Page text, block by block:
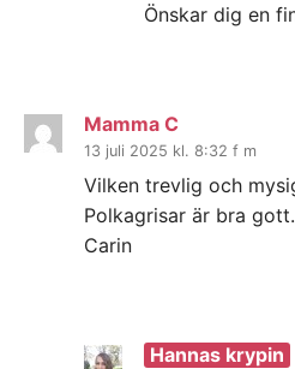
Önskar dig en
Mamma C
13 juli 2025 kl. 8:32 f m
Vilken trevlig och
Polkagrisar är bra gott.
Carin
Hannas krypin